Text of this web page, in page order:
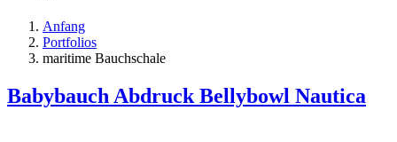
Anfang
Portfolios
maritime Bauchschale
Babybauch Abdruck Bellybowl Nautica